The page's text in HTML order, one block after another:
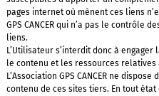
pages internet où mènent ces liens
GPS CANCER qui n’a pas le contrôle
liens.
L’Utilisateur s’interdit donc à
le contenu et les ressources
L’Association GPS CANCER ne
contenu de ces sites tiers. En tout état